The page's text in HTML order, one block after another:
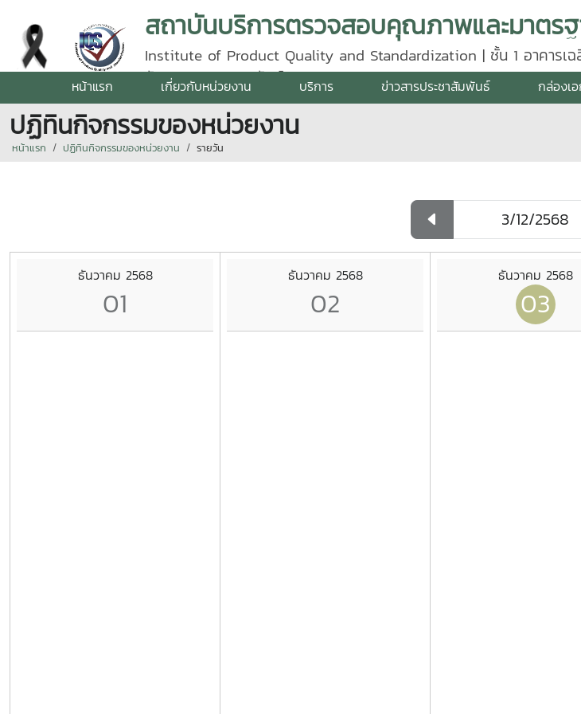
Institute of Product Quality and Standardization | ชั้น 1 อาคารเฉ
รัตนราชสุดา | โทรศัพท์ 0 5387 5640
หน้าแรก เกี่ยวกับหน่วยงาน บริการ ข่าวสารประชาสัมพันธ์ กล่องเ
ปฏิทินกิจกรรมของหน่วยงาน
หน้าแรก ปฏิทินกิจกรรมของหน่วยงาน รายวัน
ธันวาคม 2568
01
ธันวาคม 2568
02
ธันวาคม 2568
03